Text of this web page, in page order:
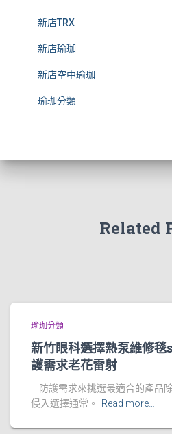
新店TRX
新店瑜珈
新店空中瑜珈
瑜珈分類
Related
瑜珈分類
新竹眼科選擇熱泵維修
護需求老花雷射
防護需求來挑選最適合的產品
侵入選擇通常。
Read more…